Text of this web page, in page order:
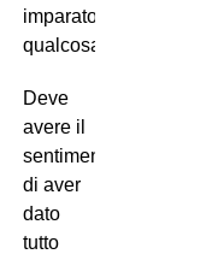
imparato
qualcosa.
Deve
avere il
sentimento
di aver
dato
tutto